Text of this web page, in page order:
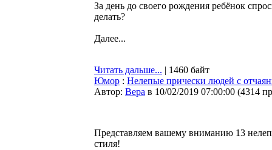
За день до своего рождения ребёнок
делать?
Далее...
Читать дальше... | 1460 байт
Юмор : Нелепые прически людей с
Автор: Bepa в 10/02/2019 07:00:00 (4314
Представляем вашему вниманию 13
стиля!